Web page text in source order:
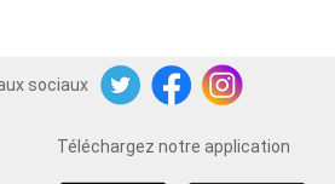
sociaux
TwitterFacebookInstagram
Téléchargez notre application